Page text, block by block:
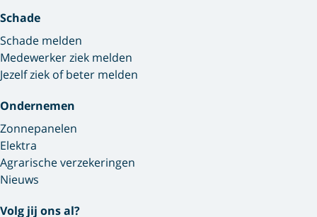
Schade
Schade melden
Medewerker ziek melden
Jezelf ziek of beter melden
Ondernemen
Zonnepanelen
Elektra
Agrarische verzekeringen
Nieuws
Volg jij ons al?